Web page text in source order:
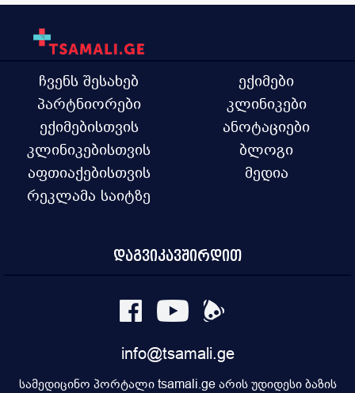
ჩვენს შესახებ
პარტნიორები
ექიმებისთვის
კლინიკებისთვის
აფთიაქებისთვის
რეკლამა საიტზე
ექიმები
კლინიკები
ანოტაციები
ბლოგი
მედია
დაგვიკავშირდით
info@tsamali.ge
სამედიცინო პორტალი tsamali.ge არის უდიდესი ბაზის